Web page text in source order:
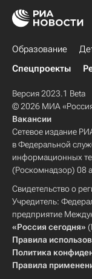
Образование
Спецпроекты
Версия 2023.1 Beta
© 2026 МИА
Вакансии
Сетевое издание
в Федеральной
информационных
(Роскомнадзор) 08
Свидетельство о
Учредитель:
предприятие
«Россия сегодня»
Правила
Политика
Правила